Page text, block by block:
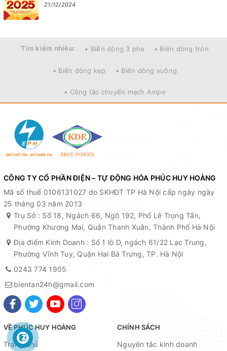
21/12/2024
Tìm kiếm nhiều: • Biến dòng 3 pha • Biến dòng tròn
• Biến dòng kẹp • Biến dòng vuông
• Công tắc chuyển mạch Ampe
CÔNG TY CỔ PHẦN ĐIỆN – TỰ ĐỘNG HÓA PHÚC HUY HOÀNG
Mã số thuế 0106131027 do SKHĐT TP Hà Nội cấp ngày ngày
25 tháng 03 năm 2013
Trụ Sở : Số 18, Ngách 66, Ngõ 192, Phố Lê Trọng Tấn,
Phường Khương Mai, Quận Thanh Xuân, Thành Phố Hà Nội
Địa điểm Kinh Doanh : Số 1 lô D, ngách 61/22 Lạc Trung,
Phường Vĩnh Tuy, Quận Hai Bà Trưng, TP. Hà Nội
0243 774 1905
bientan24h@gmail.com
VỀ PHÚC HUY HOÀNG
Trang chủ
CHÍNH SÁCH
Nguyên tắc kinh doanh